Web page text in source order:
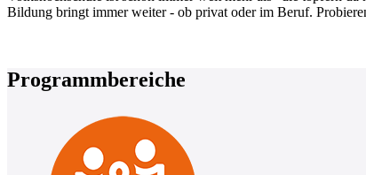
Bildung bringt immer weiter - ob privat oder im Beruf.
Programmbereiche